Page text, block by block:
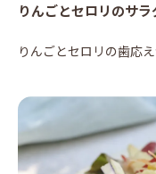
りんごとセロリのサ
りんごとセロリの歯応